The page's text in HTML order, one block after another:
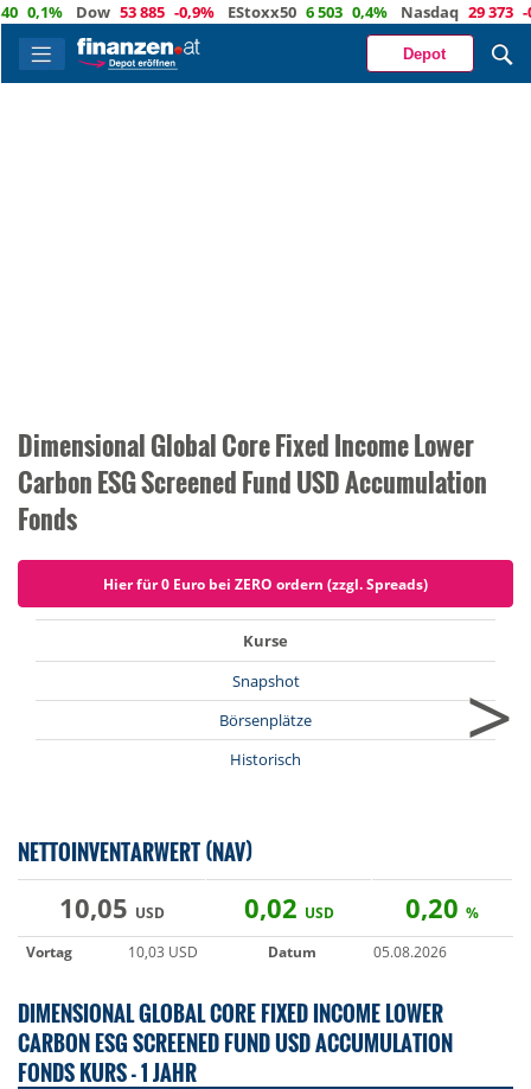
Dow 53 885 -0,9% EStoxx50 6 503 0,4% Nasdaq 29 373 -0,4%
Depot
Dimensional Global Core Fixed Income Lower
Carbon ESG Screened Fund USD Accumulation
Fonds
Hier für 0 Euro bei ZERO ordern (zzgl. Spreads)
Kurse
Snapshot
Börsenplätze
Historisch
>
NETTOINVENTARWERT (NAV)
10,05 USD 0,02 USD 0,20 %
Vortag
10,03 USD Datum 05.08.2026
DIMENSIONAL GLOBAL CORE FIXED INCOME LOWER
CARBON ESG SCREENED FUND USD ACCUMULATION
FONDS KURS - 1 JAHR